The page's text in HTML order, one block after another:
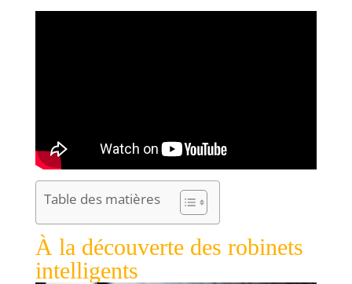
Table des matières
À la découverte des robinets
intelligents